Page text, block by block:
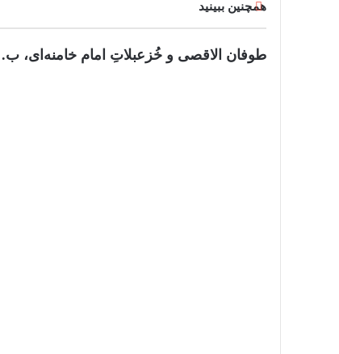
همچنین ببینید
ب
ن
طوفان الاقصی و خُزعبلاتِ امام خامنه‌ای، ب.